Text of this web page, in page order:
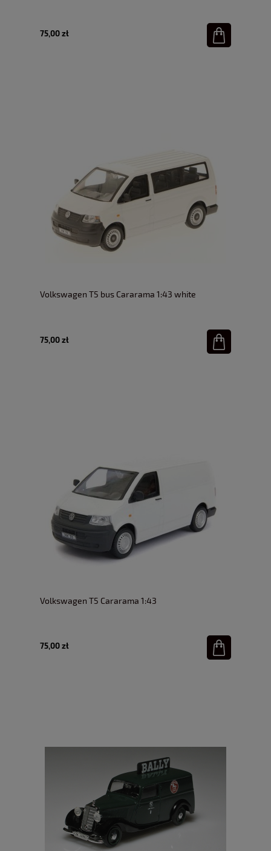
75,00 zł
Volkswagen T5 bus Cararama 1:43 white
75,00 zł
Volkswagen T5 Cararama 1:43
75,00 zł